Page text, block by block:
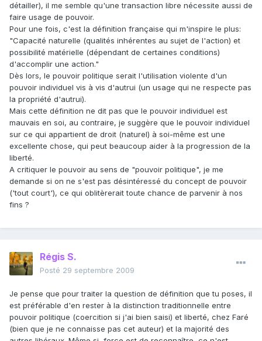
détailler), il me semble qu'une transaction libre nécessite aussi de
faire usage de pouvoir.
Pour une fois, c'est la définition française qui m'inspire le plus:
"Capacité naturelle (qualités inhérentes au sujet de l'action) et
possibilité matérielle (dépendant de certaines conditions)
d'accomplir une action."
Dès lors, le pouvoir politique serait l'utilisation violente d'un
pouvoir individuel vis à vis d'autrui (un usage qui ne respecte pas
la propriété d'autrui).
Mais cette définition ne dit pas que le pouvoir individuel est
mauvais en soi, au contraire, je suggère que le pouvoir individuel
sur ce qui appartient de droit (naturel) à soi-même est une
excellente chose, qui peut beaucoup aider à la progression de la
liberté.
A critiquer le pouvoir au sens de "pouvoir politique", je me
demande si on ne s'est pas désintéressé du concept de pouvoir
('tout court'), ce qui oblitèrerait toute chance de parvenir à nos
fins ?
Régis S.
Posté 29 septembre 2009
Je pense que pour traiter la question de définition que tu poses, il
est préférable d'en rester à la distinction traditionnelle entre
pouvoir politique (coercition si j'ai bien saisi) et liberté, chez Faré
(bien que je ne connaisse pas cet auteur) et la majorité des